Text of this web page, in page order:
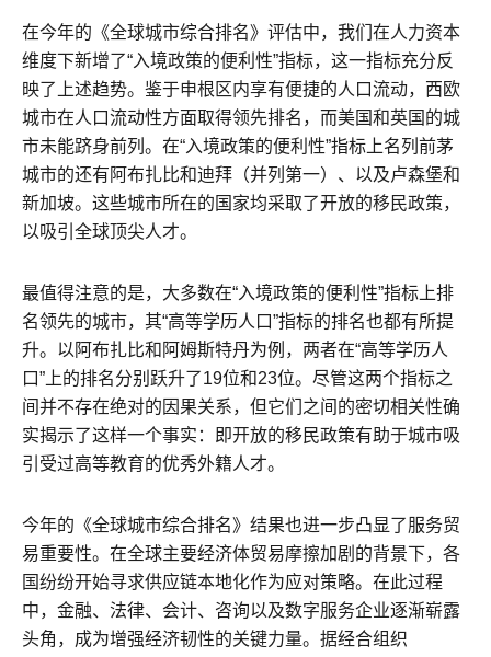
在今年的《全球城市综合排名》评估中，我们在人力资本
维度下新增了“入境政策的便利性”指标，这一指标充分反
映了上述趋势。鉴于申根区内享有便捷的人口流动，西欧
城市在人口流动性方面取得领先排名，而美国和英国的城
市未能跻身前列。在“入境政策的便利性”指标上名列前茅
城市的还有阿布扎比和迪拜（并列第一）、以及卢森堡和
新加坡。这些城市所在的国家均采取了开放的移民政策，
以吸引全球顶尖人才。
最值得注意的是，大多数在“入境政策的便利性”指标上排
名领先的城市，其“高等学历人口”指标的排名也都有所提
升。以阿布扎比和阿姆斯特丹为例，两者在“高等学历人
口”上的排名分别跃升了19位和23位。尽管这两个指标之
间并不存在绝对的因果关系，但它们之间的密切相关性确
实揭示了这样一个事实：即开放的移民政策有助于城市吸
引受过高等教育的优秀外籍人才。
今年的《全球城市综合排名》结果也进一步凸显了服务贸
易重要性。在全球主要经济体贸易摩擦加剧的背景下，各
国纷纷开始寻求供应链本地化作为应对策略。在此过程
中，金融、法律、会计、咨询以及数字服务企业逐渐崭露
头角，成为增强经济韧性的关键力量。据经合组织